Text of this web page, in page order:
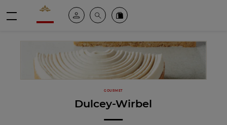
Valrhona - Imaginons le meilleur du chocolat
Mein kontoSuche Valrhona Collection
GOURMET
Dulcey-Wirbel